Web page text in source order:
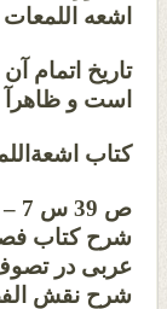
اشعه اللمعات
است و
کتاب
ص
شرح کتاب
عربی در
شرح نقش